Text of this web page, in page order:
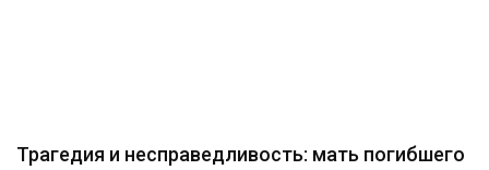
Трагедия и несправедливость: мать погибшего